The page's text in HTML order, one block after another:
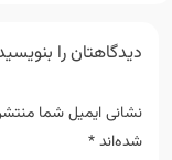
دیدگاهتان را
نشانی ایمیل شما
شده‌اند*